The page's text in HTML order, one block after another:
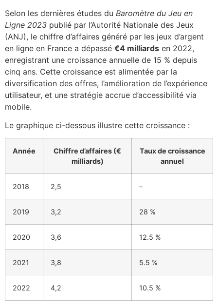
Selon les dernières études du Baromètre du Jeu en
Ligne 2023 publié par l’Autorité Nationale des Jeux
(ANJ), le chiffre d’affaires généré par les jeux d’argent
en ligne en France a dépassé €4 milliards en 2022,
enregistrant une croissance annuelle de 15 % depuis
cinq ans. Cette croissance est alimentée par la
diversification des offres, l’amélioration de l’expérience
utilisateur, et une stratégie accrue d’accessibilité via
mobile.
Le graphique ci-dessous illustre cette croissance :
Année
Chiffre d’affaires (€
milliards)
Taux de croissance
annuel
2018 2,5 –
2019 3,2 28 %
2020 3,6 12.5 %
2021 3,8 5.5 %
2022 4,2 10.5 %